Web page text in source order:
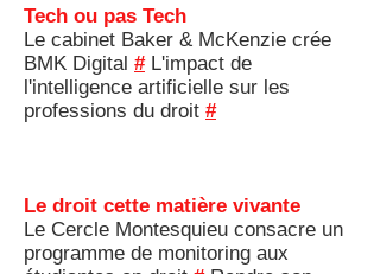
Tech ou pas Tech
Le cabinet Baker & McKenzie crée
BMK Digital #L'impact de
l'intelligence artificielle sur les
professions du droit #
Le droit cette matière vivante
Le Cercle Montesquieu consacre un
programme de monitoring aux